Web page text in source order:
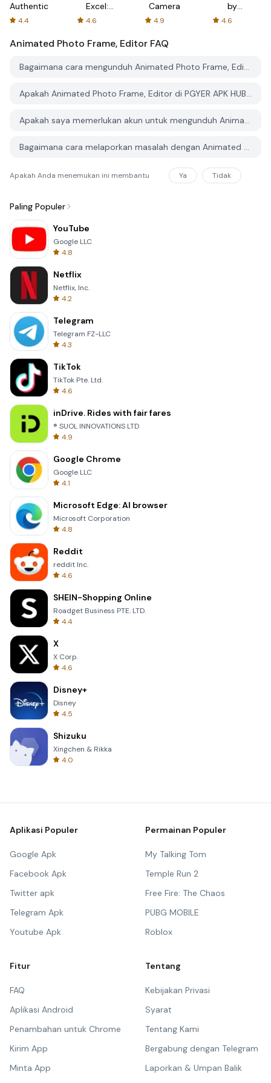
Authenticator
4.4
Excel:
Spreadsheets
4.6
Camera
4.9
by
AFTVnews
4.6
Animated Photo Frame, Editor FAQ
Bagaimana cara mengunduh Animated Photo Frame, Editor dari PGYER APK HUB?
Apakah Animated Photo Frame, Editor di PGYER APK HUB gratis untuk diunduh?
Apakah saya memerlukan akun untuk mengunduh Animated Photo Frame, Editor dari PGYER APK HUB?
Bagaimana cara melaporkan masalah dengan Animated Photo Frame, Editor di PGYER APK HUB?
Apakah Anda menemukan ini membantu Ya Tidak
Paling Populer
YouTube
Google LLC
4.8
Netflix
Netflix, Inc.
4.2
Telegram
Telegram FZ-LLC
4.3
TikTok
TikTok Pte. Ltd.
4.6
inDrive. Rides with fair fares
® SUOL INNOVATIONS LTD
4.9
Google Chrome
Google LLC
4.1
Microsoft Edge: AI browser
Microsoft Corporation
4.8
Reddit
reddit Inc.
4.6
SHEIN-Shopping Online
Roadget Business PTE. LTD.
4.4
X
X Corp.
4.6
Disney+
Disney
4.5
Shizuku
Xingchen & Rikka
4.0
Aplikasi Populer
Google Apk
Facebook Apk
Twitter apk
Telegram Apk
Youtube Apk
Permainan Populer
My Talking Tom
Temple Run 2
Free Fire: The Chaos
PUBG MOBILE
Roblox
Fitur
FAQ
Aplikasi Android
Penambahan untuk Chrome
Kirim App
Minta App
Tentang
Kebijakan Privasi
Syarat
Tentang Kami
Bergabung dengan Telegram
Laporkan & Umpan Balik